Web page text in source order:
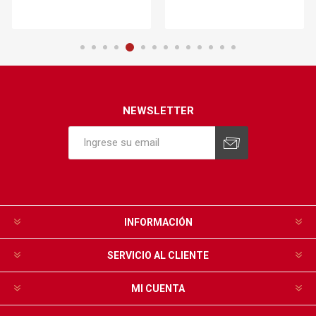
NEWSLETTER
INFORMACIÓN
SERVICIO AL CLIENTE
MI CUENTA